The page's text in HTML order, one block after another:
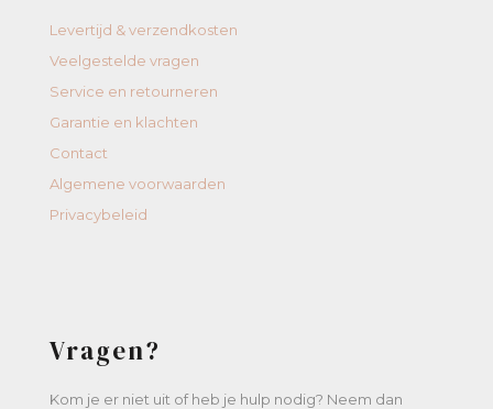
Levertijd & verzendkosten
Veelgestelde vragen
Service en retourneren
Garantie en klachten
Contact
Algemene voorwaarden
Privacybeleid
Vragen?
Kom je er niet uit of heb je hulp nodig? Neem dan